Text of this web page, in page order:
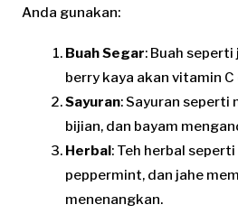
Anda gunakan:
Buah Segar: Buah seperti
berry kaya akan vitamin
Sayuran: Sayuran seperti
bijian, dan bayam
Herbal: Teh herbal
peppermint, dan jahe
menenangkan.